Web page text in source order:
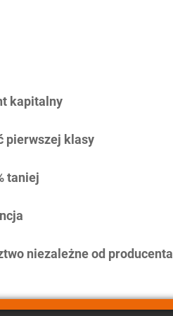
kapitalny
pierwszej klasy
taniej
niezależne od producenta